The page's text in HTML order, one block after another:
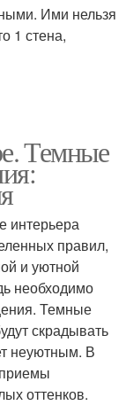
Ими нельзя
1 стена,
Темные
интерьера
правил,
и уютной
необходимо
Темные
скрадывать
неуютным. В
оттенков.